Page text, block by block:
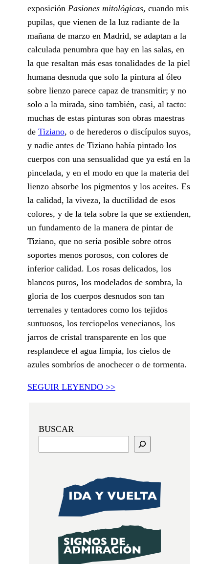
exposición Pasiones mitológicas, cuando mis
pupilas, que vienen de la luz radiante de la
mañana de marzo en Madrid, se adaptan a la
calculada penumbra que hay en las salas, en
la que resaltan más esas tonalidades de la piel
humana desnuda que solo la pintura al óleo
sobre lienzo parece capaz de transmitir; y no
solo a la mirada, sino también, casi, al tacto:
muchas de estas pinturas son obras maestras
de Tiziano, o de herederos o discípulos suyos,
y nadie antes de Tiziano había pintado los
cuerpos con una sensualidad que ya está en la
pincelada, y en el modo en que la materia del
lienzo absorbe los pigmentos y los aceites. Es
la calidad, la viveza, la ductilidad de esos
colores, y de la tela sobre la que se extienden,
un fundamento de la manera de pintar de
Tiziano, que no sería posible sobre otros
soportes menos porosos, con colores de
inferior calidad. Los rosas delicados, los
blancos puros, los modelados de sombra, la
gloria de los cuerpos desnudos son tan
terrenales y tentadores como los tejidos
suntuosos, los terciopelos venecianos, los
jarros de cristal transparente en los que
resplandece el agua limpia, los cielos de
azules sombríos de anochecer o de tormenta.
SEGUIR LEYENDO >>
BUSCAR